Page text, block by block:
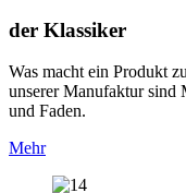
der Klassiker
Was macht ein Produkt
unserer Manufaktur sind
und Faden.
Mehr